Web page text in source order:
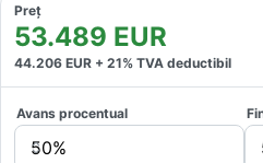
Preț
53.489 EUR
44.206 EUR + 21% TVA deductibil
Avans procentual
50%